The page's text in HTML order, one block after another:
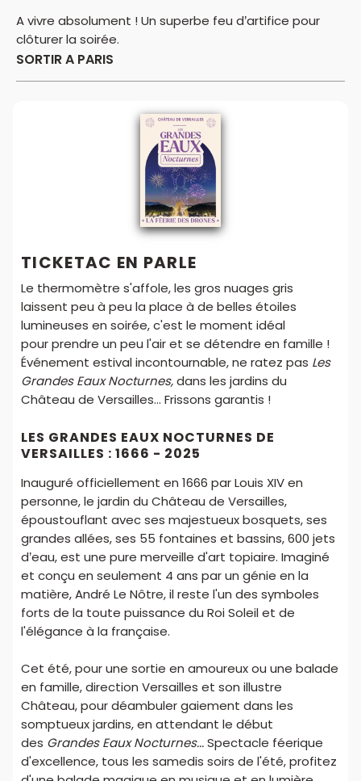
A vivre absolument ! Un superbe feu d’artifice pour
clôturer la soirée.
SORTIR A PARIS
TICKETAC EN PARLE
Le thermomètre s'affole, les gros nuages gris
laissent peu à peu la place à de belles étoiles
lumineuses en soirée, c'est le moment idéal
pour prendre un peu l'air et se détendre en famille !
Événement estival incontournable, ne ratez pas Les
Grandes Eaux Nocturnes,dans les jardins du
Château de Versailles... Frissons garantis !
LES GRANDES EAUX NOCTURNES DE
VERSAILLES : 1666 - 2025
Inauguré officiellement en 1666 par Louis XIV en
personne, le jardin du Château de Versailles,
époustouflant avec ses majestueux bosquets, ses
grandes allées, ses 55 fontaines et bassins, 600 jets
d’eau, est une pure merveille d'art topiaire. Imaginé
et conçu en seulement 4 ans par un génie en la
matière, André Le Nôtre, il reste l'un des symboles
forts de la toute puissance du Roi Soleil et de
l'élégance à la française.
Cet été, pour une sortie en amoureux ou une balade
en famille, direction Versailles et son illustre
Château, pour déambuler gaiement dans les
somptueux jardins, en attendant le début
des Grandes Eaux Nocturnes...Spectacle féerique
d'excellence, tous les samedis soirs de l'été, profitez